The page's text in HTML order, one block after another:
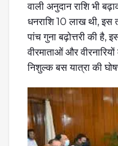
वाली अनुदान राशि भी
धनराशि 10 लाख थी, इस
पांच गुना बढ़ोत्तरी की
वीरमाताओं और
निशुल्क बस यात्रा की